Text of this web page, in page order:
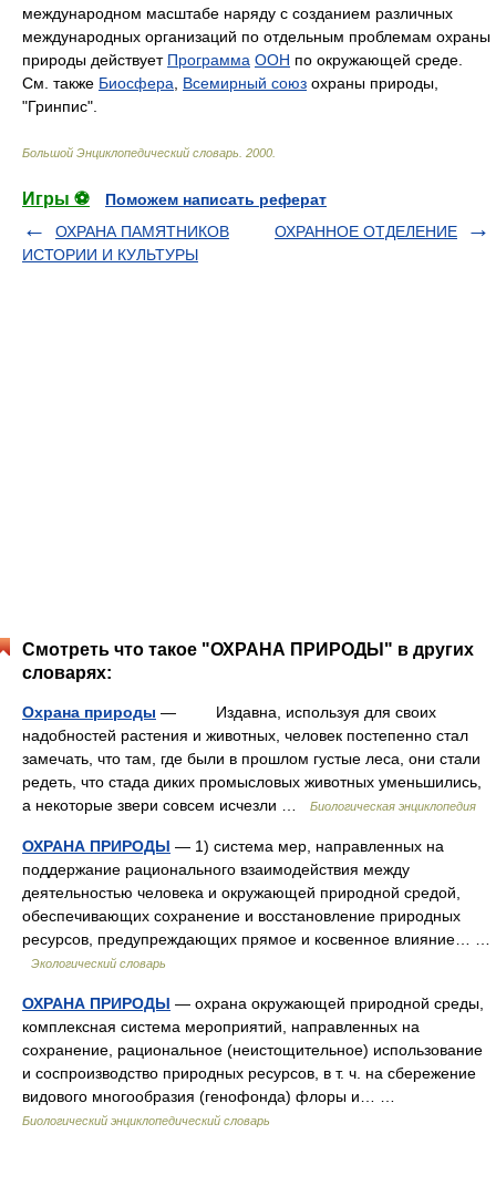
международном масштабе наряду с созданием различных
международных организаций по отдельным проблемам охраны
природы действует Программа ООН по окружающей среде.
См. также Биосфера Всемирный союз охраны природы,
"Гринпис".
Большой Энциклопедический словарь 2000
Игры ⚽
Поможем написать реферат
ОХРАНА ПАМЯТНИКОВ
ИСТОРИИ И КУЛЬТУРЫ
ОХРАННОЕ ОТДЕЛЕНИЕ
Смотреть что такое "ОХРАНА ПРИРОДЫ" в других
словарях:
Охрана природы — Издавна, используя для своих
надобностей растения и животных, человек постепенно стал
замечать, что там, где были в прошлом густые леса, они стали
редеть, что стада диких промысловых животных уменьшились,
а некоторые звери совсем исчезли …
Биологическая энциклопедия
ОХРАНА ПРИРОДЫ — 1) система мер, направленных на
поддержание рационального взаимодействия между
деятельностью человека и окружающей природной средой,
обеспечивающих сохранение и восстановление природных
ресурсов, предупреждающих прямое и косвенное влияние… …
Экологический словарь
ОХРАНА ПРИРОДЫ — охрана окружающей природной среды,
комплексная система мероприятий, направленных на
сохранение, рациональное (неистощительное) использование
и соспроизводство природных ресурсов, в т. ч. на сбережение
видового многообразия (генофонда) флоры и… …
Биологический энциклопедический словарь